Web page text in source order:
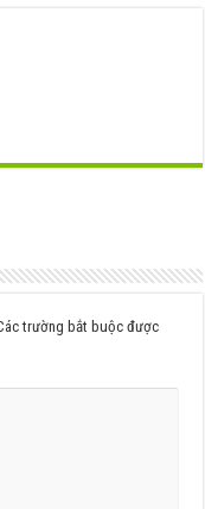
trường bắt buộc được